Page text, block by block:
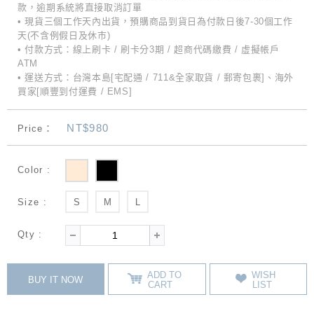
款，逾期系統將直接取消訂單
• 現貨三個工作天內出貨，預購商品到貨日為付款日後7-30個工作
天(不含例假日及休市)
• 付款方式：線上刷卡 / 刷卡分3期 / 超商代碼繳費 / 虛擬帳戶
ATM
• 運送方式：台灣本島[宅配通 / 711&全家取貨 / 郵寄包裹]、海外
買家[順豐到付運費 / EMS]
Price： NT$980
Color :
Size : S M L
Qty :
BUY IT NOW
ADD TO
CART
WISH
LIST